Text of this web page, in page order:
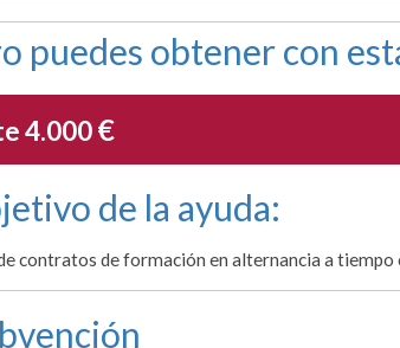
puedes obtener con
4.000€
de la ayuda:
contratos de formación en alternancia a tiempo